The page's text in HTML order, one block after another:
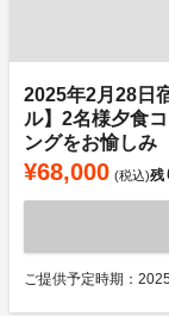
2025年2月28日
ル】2名様夕食
ングをお愉しみ
¥68,000 (税込)残
ご提供予定時期：